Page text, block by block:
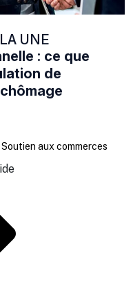
UNE
: ce que
de
aux commerces